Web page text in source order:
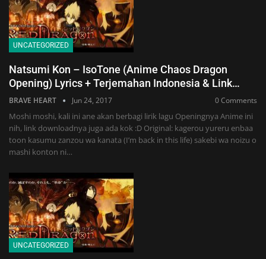
UNCATEGORIZED
Natsumi Kon – IsoTone (Anime Chaos Dragon
Opening) Lyrics + Terjemahan Indonesia & Link…
BRAVE HEART Jun 24, 2017 0 Comments
Moshi moshi, kali ini ane akan berbagi lirik lagu Openingnya Anime ini
nih, link downloadnya juga ada kok :D Original: kagerou yureru enbaa
toon kasumu zanzou wa kanata (I’m back in this life) sakebi wa noizu o
mashi konton ni…
UNCATEGORIZED